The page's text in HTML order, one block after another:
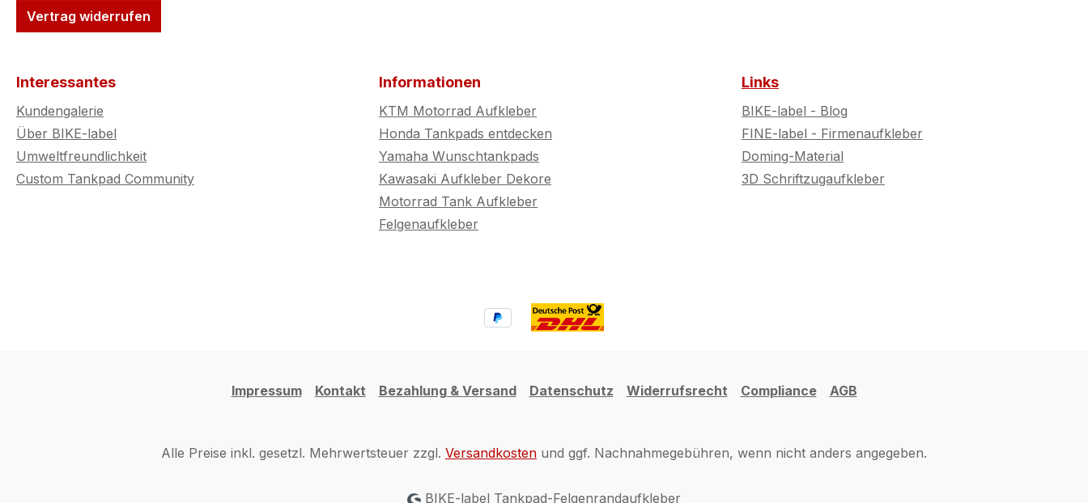
Vertrag widerrufen
Interessantes
Kundengalerie
Über BIKE-label
Umweltfreundlichkeit
Custom Tankpad Community
Informationen
KTM Motorrad Aufkleber
Honda Tankpads entdecken
Yamaha Wunschtankpads
Kawasaki Aufkleber Dekore
Motorrad Tank Aufkleber
Felgenaufkleber
Links
BIKE-label - Blog
FINE-label - Firmenaufkleber
Doming-Material
3D Schriftzugaufkleber
Impressum Kontakt Bezahlung & Versand Datenschutz Widerrufsrecht Compliance AGB
Alle Preise inkl. gesetzl. Mehrwertsteuer zzgl. Versandkosten und ggf. Nachnahmegebühren, wenn nicht anders angegeben.
BIKE-label Tankpad-Felgenrandaufkleber